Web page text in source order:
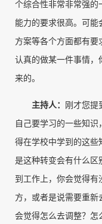
个综合性非常非常强的
能力的要求很高。可能
方案等各个方面都有
认真的做某一件事情，
来的。
主持人：
刚才您提
自己要学习的一些知
得在学校中学到的这些
是这种转变会有什么区
到工作上，你会觉得有
方，或者是说需要重
会觉得怎么去调整？怎